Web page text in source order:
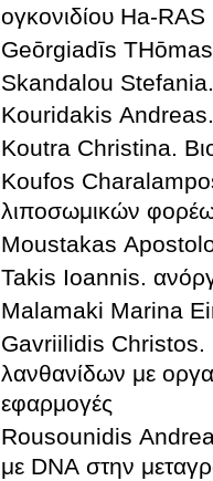
ογκονιδίου Ha-RAS
Geōrgiadīs
Skandalou Stefania.
Kouridakis
Koutra Christina.
Koufos
λιποσωμικών
Moustakas
Takis Ioannis.
Malamaki Marina
Gavriilidis Christos.
λανθανίδων με
εφαρμογές
Rousounidis
με DNA στην